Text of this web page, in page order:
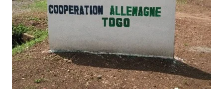
BILD ANZEIGEN